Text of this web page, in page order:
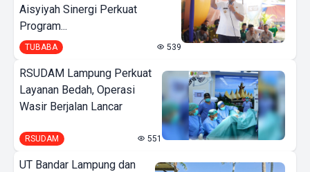
Aisyiyah Sinergi Perkuat
Program...
TUBABA 539
RSUDAM Lampung Perkuat
Layanan Bedah, Operasi
Wasir Berjalan Lancar
RSUDAM 551
UT Bandar Lampung dan